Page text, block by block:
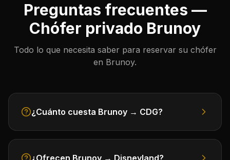
Preguntas frecuentes —
Chófer privado Brunoy
Todo lo que necesita saber para reservar su chófer
en Brunoy.
¿Cuánto cuesta Brunoy → CDG?
¿Ofrecen Brunoy → Disneyland?